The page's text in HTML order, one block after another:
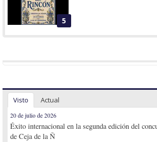
5
Visto Actual
20 de julio de 2026
Éxito internacional en la segunda edición del
de Ceja de la Ñ